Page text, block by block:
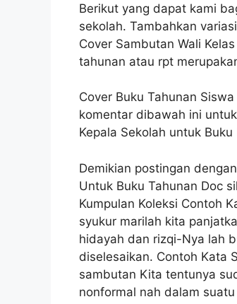
Berikut yang dapat kami
sekolah. Tambahkan
Cover Sambutan Wali
tahunan atau rpt
Cover Buku Tahunan
komentar dibawah ini
Kepala Sekolah untuk
Demikian postingan
Untuk Buku Tahunan Doc
Kumpulan Koleksi Contoh
syukur marilah kita
hidayah dan rizqi-Nya lah
diselesaikan. Contoh Kata
sambutan Kita tentunya
nonformal nah dalam